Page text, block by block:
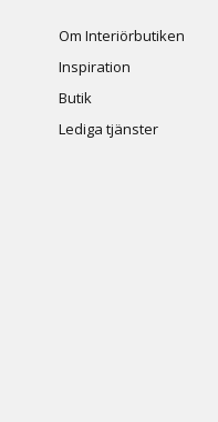
Om Interiörbutiken
Inspiration
Butik
Lediga tjänster